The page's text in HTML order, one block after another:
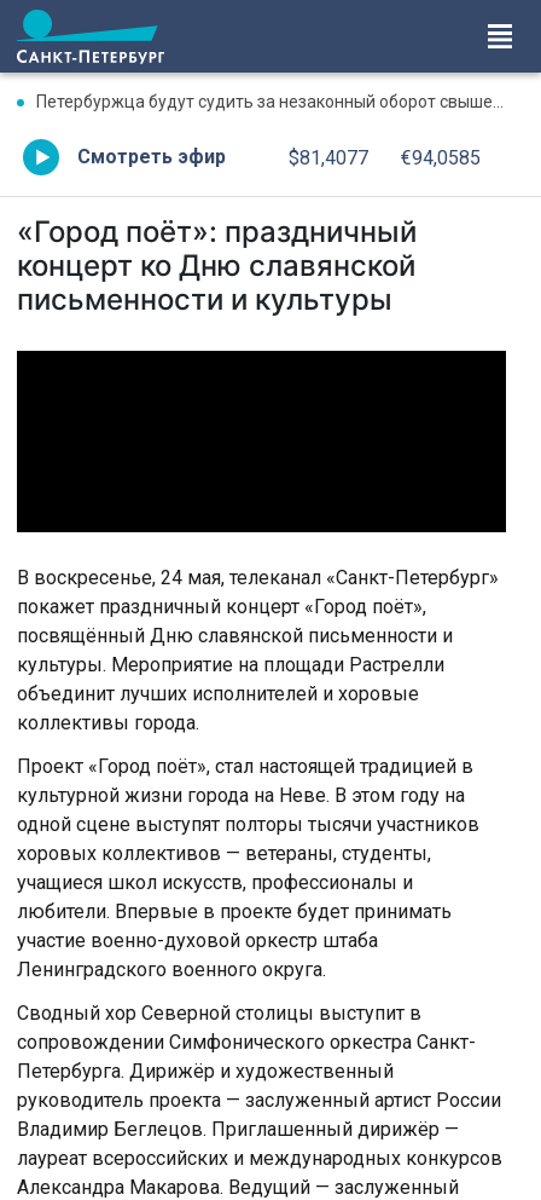
Петербуржца будут судить за незаконный оборот свыше 6,5 кг черной икры
Смотреть эфир $81,4077 €94,0585
«Город поёт»: праздничный
концерт ко Дню славянской
письменности и культуры
В воскресенье, 24 мая, телеканал «Санкт-Петербург»
покажет праздничный концерт «Город поёт»,
посвящённый Дню славянской письменности и
культуры. Мероприятие на площади Растрелли
объединит лучших исполнителей и хоровые
коллективы города.
Проект «Город поёт», стал настоящей традицией в
культурной жизни города на Неве. В этом году на
одной сцене выступят полторы тысячи участников
хоровых коллективов — ветераны, студенты,
учащиеся школ искусств, профессионалы и
любители. Впервые в проекте будет принимать
участие военно-духовой оркестр штаба
Ленинградского военного округа.
Сводный хор Северной столицы выступит в
сопровождении Симфонического оркестра Санкт-
Петербурга. Дирижёр и художественный
руководитель проекта — заслуженный артист России
Владимир Беглецов. Приглашенный дирижёр —
лауреат всероссийских и международных конкурсов
Александра Макарова. Ведущий — заслуженный